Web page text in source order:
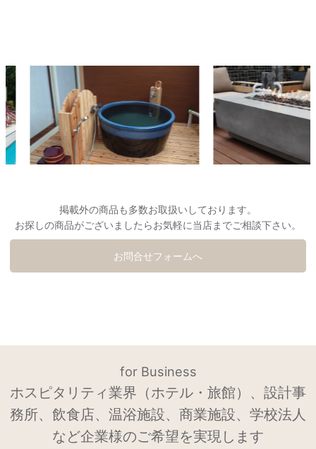
掲載外の商品も多数お取扱いしております。
お探しの商品がございましたらお気軽に当店までご相談下さい。
お問合せフォームへ
for Business
ホスピタリティ業界（ホテル・旅館）、設計事
務所、飲食店、温浴施設、商業施設、学校法人
など企業様のご希望を実現します